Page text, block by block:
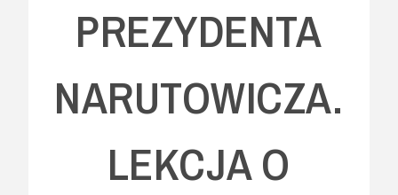
PREZYDENTA
NARUTOWICZA.
LEKCJA O